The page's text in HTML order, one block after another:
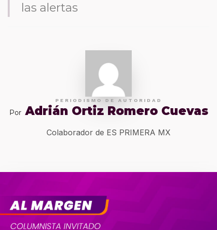
las alertas
PERIODISMO DE AUTORIDAD
Por Adrián Ortiz Romero Cuevas
Colaborador de ES PRIMERA MX